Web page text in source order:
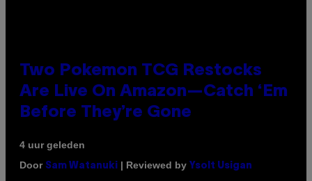
Two Pokemon TCG Restocks
Are Live On Amazon—Catch ‘Em
Before They’re Gone
4 uur geleden
Door Sam Watanuki | Reviewed by Ysolt Usigan